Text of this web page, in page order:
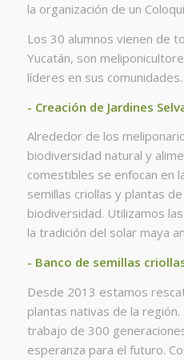
la organización de un
Los 30 alumnos vienen de
Yucatán, son
líderes en sus comunidades.
- Creación de Jardines
Alrededor de los
biodiversidad natural y
comestibles se enfocan en
semillas criollas y plantas
biodiversidad. Utilizamos
la tradición del solar maya
- Banco de semillas
Desde 2013 estamos
plantas nativas de la
trabajo de 300
esperanza para el futuro.